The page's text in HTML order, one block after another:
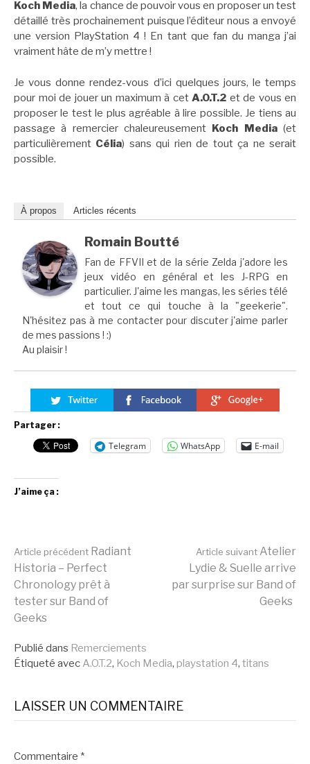
Koch Media, la chance de pouvoir vous en proposer un test
détaillé très prochainement puisque l’éditeur nous a envoyé
une version PlayStation 4 ! En tant que fan du manga j’ai
vraiment hâte de m’y mettre !
Je vous donne rendez-vous d’ici quelques jours, le temps
pour moi de jouer un maximum à cet A.O.T.2 et de vous en
proposer le test le plus agréable à lire possible. Je tiens au
passage à remercier chaleureusement Koch Media(et
particulièrement Célia) sans qui rien de tout ça ne serait
possible.
À propos Articles récents
Romain Boutté
Fan de FFVII et de la série Zelda j'adore les
jeux vidéo en général et les J-RPG en
particulier. J'aime les mangas, les séries télé
et tout ce qui touche à la "geekerie".
N'hésitez pas à me contacter pour discuter j'aime parler
de mes passions ! :)
Au plaisir !
Partager :
Telegram WhatsApp E-mail
J’aime ça :
Lire
la
suite
Article précédent Radiant
Historia – Perfect
Chronology prêt à
tester sur Band of
Geeks
Article suivant Atelier
Lydie & Suelle arrive
par surprise sur Band of
Geeks
Publié dans Remerciements
Étiqueté avec A.O.T.2, Koch Media, playstation 4, titans
LAISSER UN COMMENTAIRE
Commentaire *